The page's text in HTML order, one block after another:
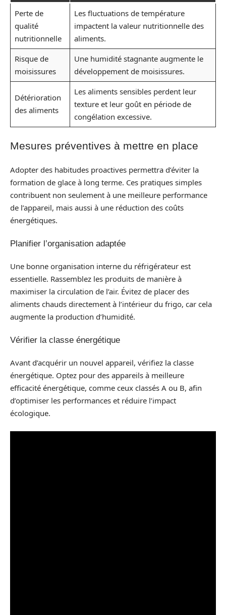
Perte de
qualité
nutritionnelle
Les fluctuations de température
impactent la valeur nutritionnelle des
aliments.
Risque de
moisissures
Une humidité stagnante augmente le
développement de moisissures.
Détérioration
des aliments
Les aliments sensibles perdent leur
texture et leur goût en période de
congélation excessive.
Mesures préventives à mettre en place
Adopter des habitudes proactives permettra d’éviter la
formation de glace à long terme. Ces pratiques simples
contribuent non seulement à une meilleure performance
de l’appareil, mais aussi à une réduction des coûts
énergétiques.
Planifier l’organisation adaptée
Une bonne organisation interne du réfrigérateur est
essentielle. Rassemblez les produits de manière à
maximiser la circulation de l’air. Évitez de placer des
aliments chauds directement à l’intérieur du frigo, car cela
augmente la production d’humidité.
Vérifier la classe énergétique
Avant d’acquérir un nouvel appareil, vérifiez la classe
énergétique. Optez pour des appareils à meilleure
efficacité énergétique, comme ceux classés A ou B, afin
d’optimiser les performances et réduire l’impact
écologique.